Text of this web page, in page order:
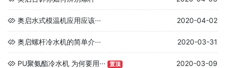
奥启水式模温机应用应该··· 2020-04-02
奥启螺杆冷水机的简单介··· 2020-03-31
PU聚氨酯冷水机 为何要用··· 置顶 2020-03-09